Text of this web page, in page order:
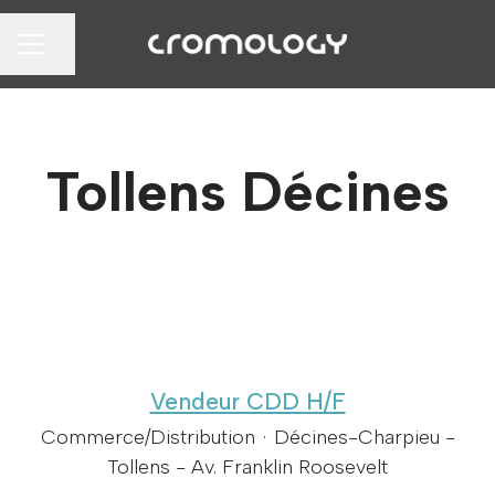
Partager la page
Tollens Décines
Vendeur CDD H/F
Commerce/Distribution · Décines-Charpieu -
Tollens - Av. Franklin Roosevelt